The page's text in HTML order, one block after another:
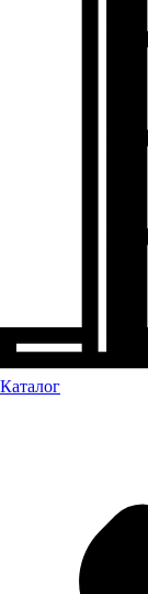
Каталог